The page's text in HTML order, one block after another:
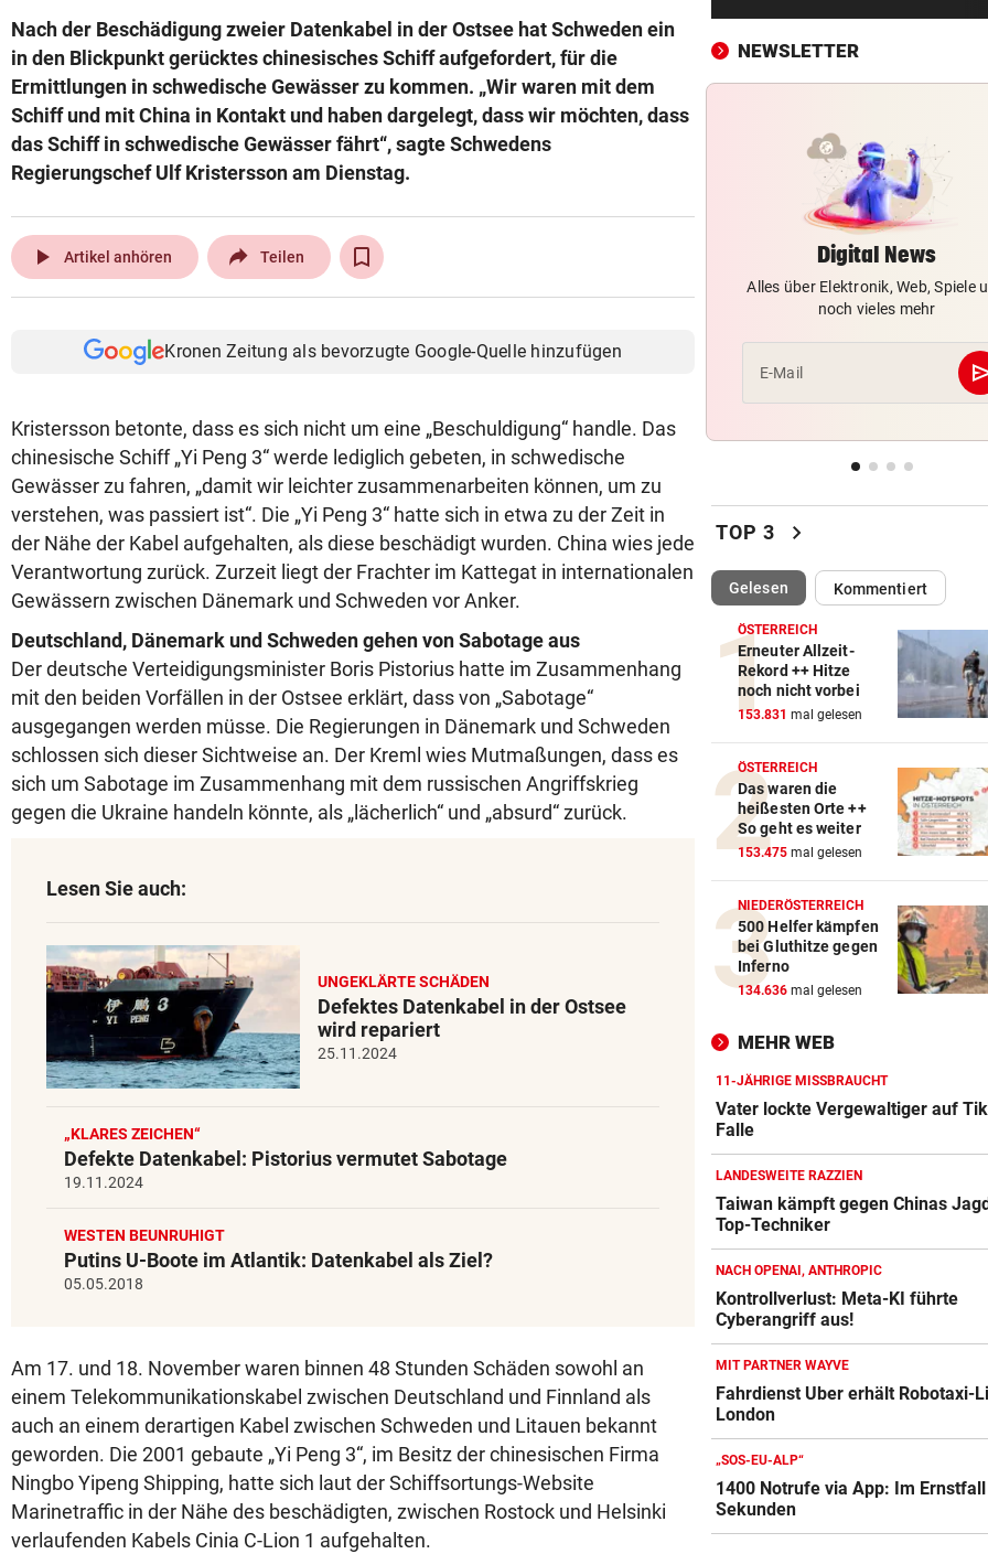
Nach der Beschädigung zweier Datenkabel in der Ostsee hat Schweden ein
in den Blickpunkt gerücktes chinesisches Schiff aufgefordert, für die
Ermittlungen in schwedische Gewässer zu kommen. „Wir waren mit dem
Schiff und mit China in Kontakt und haben dargelegt, dass wir möchten, dass
das Schiff in schwedische Gewässer fährt“, sagte Schwedens
Regierungschef Ulf Kristersson am Dienstag.
play_arrow Artikel anhören Teilen
Kronen Zeitung als bevorzugte Google-Quelle hinzufügen
Kristersson betonte, dass es sich nicht um eine „Beschuldigung“ handle. Das
chinesische Schiff „Yi Peng 3“ werde lediglich gebeten, in schwedische
Gewässer zu fahren, „damit wir leichter zusammenarbeiten können, um zu
verstehen, was passiert ist“. Die „Yi Peng 3“ hatte sich in etwa zu der Zeit in
der Nähe der Kabel aufgehalten, als diese beschädigt wurden. China wies jede
Verantwortung zurück. Zurzeit liegt der Frachter im Kattegat in internationalen
Gewässern zwischen Dänemark und Schweden vor Anker.
Deutschland, Dänemark und Schweden gehen von Sabotage aus
Der deutsche Verteidigungsminister Boris Pistorius hatte im Zusammenhang
mit den beiden Vorfällen in der Ostsee erklärt, dass von „Sabotage“
ausgegangen werden müsse. Die Regierungen in Dänemark und Schweden
schlossen sich dieser Sichtweise an. Der Kreml wies Mutmaßungen, dass es
sich um Sabotage im Zusammenhang mit dem russischen Angriffskrieg
gegen die Ukraine handeln könnte, als „lächerlich“ und „absurd“ zurück.
Lesen Sie auch:
UNGEKLÄRTE SCHÄDEN
Defektes Datenkabel in der Ostsee
wird repariert
25.11.2024
„KLARES ZEICHEN“
Defekte Datenkabel: Pistorius vermutet Sabotage
19.11.2024
WESTEN BEUNRUHIGT
Putins U-Boote im Atlantik: Datenkabel als Ziel?
05.05.2018
Am 17. und 18. November waren binnen 48 Stunden Schäden sowohl an
einem Telekommunikationskabel zwischen Deutschland und Finnland als
auch an einem derartigen Kabel zwischen Schweden und Litauen bekannt
geworden. Die 2001 gebaute „Yi Peng 3“, im Besitz der chinesischen Firma
Ningbo Yipeng Shipping, hatte sich laut der Schiffsortungs-Website
Marinetraffic in der Nähe des beschädigten, zwischen Rostock und Helsinki
verlaufenden Kabels Cinia C-Lion 1 aufgehalten.
Goldpreis legte diese Woche
neuen Höhenflug hin
REKORDSOMMER IN Ö vor
Einsatzkräfte gefordert!
FITNESS-TEST BESTANDEN
Weißhaidinger kann an
Leichtathletik-EM teilnehmen
11-JÄHRIGE MISSBRAUCHT vor
Vater lockte Vergewaltiger
TikTok in Falle
vor
schon?
Pioneers Vorarlberg kennen
neuen Headcoach
RAUS AUS KOMFORTZONE
„Der nächste Schritt“:
Olympiasieger „geht fremd“
FREIHEIT IN KASACHSTAN vor
Geschenk Putins: Tigerdame
sprintet in Freiheit
VON HINTEN GEPACKT vor
25-jähriger Mann in Park
und ausgeraubt
MUSKEL-COMEBACK
Russell Crowe: 25 Kilo
Übergewicht wegtrainiert!
EINST KONKURRENTINNEN vor
Post für Gut-Behrami
AUTOBAHN GESPERRT vor 2
Auf der A9: Frau aus
befreit
WAHNSINNS-AUSSICHT vor 2
Von hier aus blicken Sie auf
Dreistausender
NEWSLETTER
Digital News
Alles über Elektronik, Web, Spiele
noch vieles mehr
E-Mail
TOP 3 chevron_right
Gelesen(ausgewählt)Kommentiert
ÖSTERREICH
Erneuter Allzeit-
Rekord ++ Hitze
noch nicht vorbei
153.831 mal gelesen
ÖSTERREICH
Das waren die
heißesten Orte ++
So geht es weiter
153.475 mal gelesen
NIEDERÖSTERREICH
500 Helfer kämpfen
bei Gluthitze gegen
Inferno
134.636 mal gelesen
MEHR WEB
11-JÄHRIGE MISSBRAUCHT
Vater lockte Vergewaltiger auf
Falle
LANDESWEITE RAZZIEN
Taiwan kämpft gegen Chinas
Top-Techniker
NACH OPENAI, ANTHROPIC
Kontrollverlust: Meta-KI führte
Cyberangriff aus!
MIT PARTNER WAYVE
Fahrdienst Uber erhält Robotaxi-
London
„SOS-EU-ALP“
1400 Notrufe via App: Im
Sekunden
Amazon-Kindle Vergleich
ZUM VERGLEICH
Apple-iPad Vergleich
ZUM VERGLEICH
Apple-iPhone Vergleich
ZUM VERGLEICH
Apple Macbook Vergleich
ZUM VERGLEICH
Bluetooth Lautsprecher Vergleich